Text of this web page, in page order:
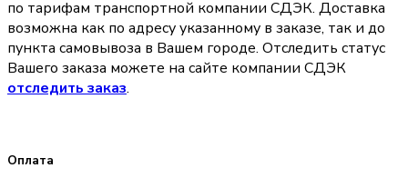
по тарифам транспортной компании СДЭК. Доставка
возможна как по адресу указанному в заказе, так и до
пункта самовывоза в Вашем городе. Отследить статус
Вашего заказа можете на сайте компании СДЭК
отследить заказ.
Оплата